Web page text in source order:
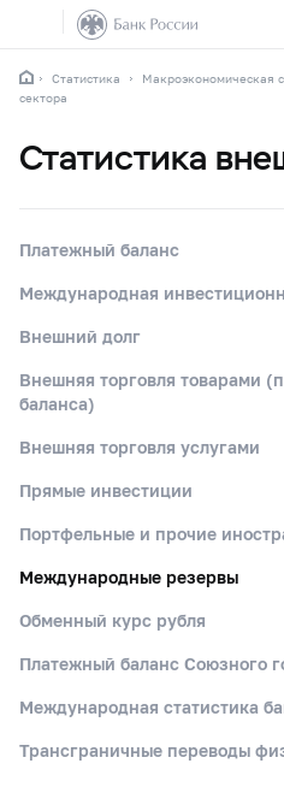
Статистика Макроэкономическая
сектора
Статистика
Платежный баланс
Международная
Внешний долг
Внешняя торговля товарами
баланса)
Внешняя торговля услугами
Прямые инвестиции
Портфельные и прочие
Международные резервы
Обменный курс рубля
Платежный баланс Союзного
Международная статистика
Трансграничные переводы